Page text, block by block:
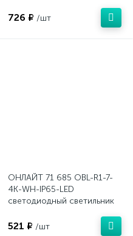
726 ₽ /шт
ОНЛАЙТ 71 685 OBL-R1-7-
4K-WH-IP65-LED
светодиодный светильник
521 ₽ /шт